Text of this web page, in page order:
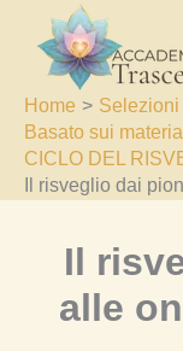
contenuto
Home
Selezioni
Basato sui
CICLO DEL
Il risveglio dai
Il
alle